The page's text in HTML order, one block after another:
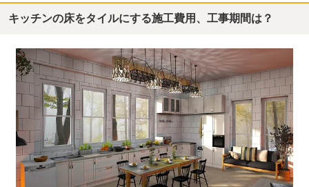
キッチンの床をタイルにする施工費用、工事期間は？